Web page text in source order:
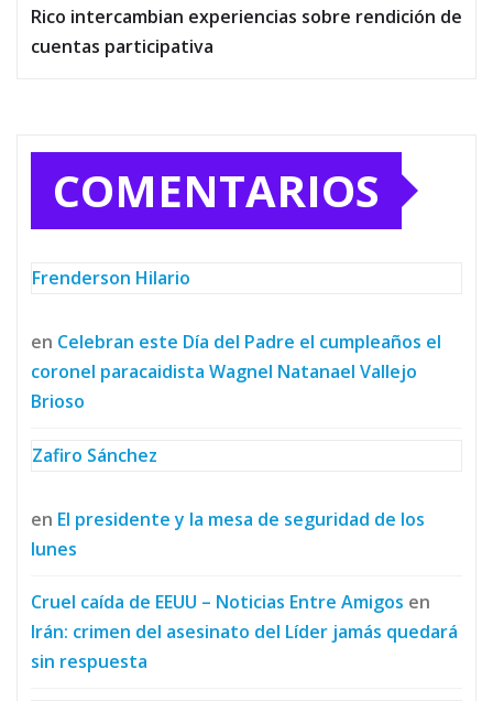
Rico intercambian experiencias sobre rendición de
cuentas participativa
COMENTARIOS
Frenderson Hilario
en Celebran este Día del Padre el cumpleaños el
coronel paracaidista Wagnel Natanael Vallejo
Brioso
Zafiro Sánchez
en El presidente y la mesa de seguridad de los
lunes
Cruel caída de EEUU – Noticias Entre Amigos en
Irán: crimen del asesinato del Líder jamás quedará
sin respuesta